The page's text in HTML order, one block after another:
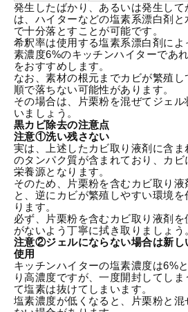
発生したばかり、あるいは発生し
は、ハイターなどの塩素系漂白剤と
で十分落とすことが可能です。
希釈率は使用する塩素系漂白剤に
素濃度6%のキッチンハイターであ
をおすすめします。
なお、素材の根元までカビが繁殖
順で落ちない可能性があります。
その場合は、片栗粉を混ぜてジェ
いましょう。
黒カビ除去の注意点
注意①洗い残さない
実は、上述したカビ取り液剤に含
のタンパク質が含まれており、カ
栄養源となります。
そのため、片栗粉を含むカビ取り液
と、逆にカビが繁殖しやすい環境
ります。
必ず、片栗粉を含むカビ取り液剤
がないよう丁寧に拭き取りましょう
注意②ジェルにならない場合は新し
使用
キッチンハイターの塩素濃度は6%
り高濃度ですが、一度開封してし
て塩素は抜けてしまいます。
塩素濃度が低くなると、片栗粉と混